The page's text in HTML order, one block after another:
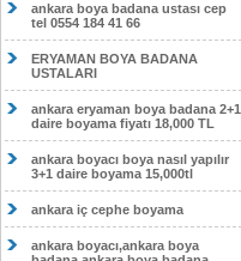
ankara boya badana ustası cep
tel 0554 184 41 66
ERYAMAN BOYA BADANA
USTALARI
ankara eryaman boya badana 2+1
daire boyama fiyatı 18,000 TL
ankara boyacı boya nasıl yapılır
3+1 daire boyama 15,000tl
ankara iç cephe boyama
ankara boyacı,ankara boya